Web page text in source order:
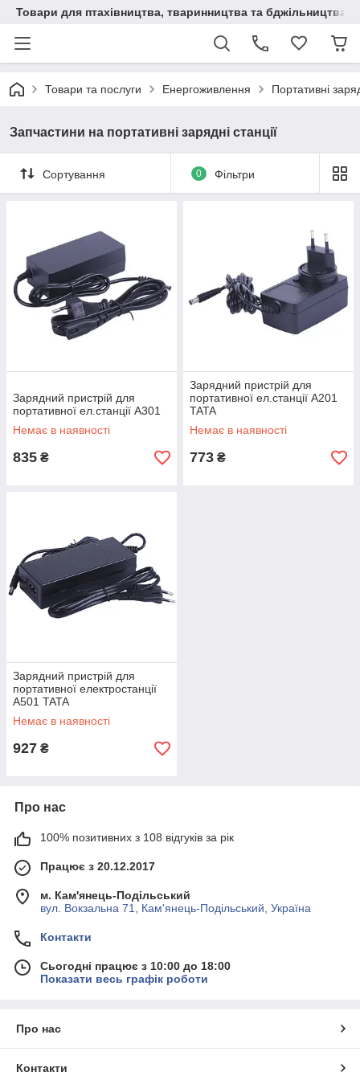
Товари для птахівництва, тваринництва та бджільництва
Товари та послуги Енергоживлення Портативні
Запчастини на портативні зарядні станції
Сортування 0 Фільтри
Зарядний пристрій для
портативної ел.станції A301
Немає в наявності
835 ₴
Зарядний пристрій для
портативної ел.станції A201
TATA
Немає в наявності
773 ₴
Зарядний пристрій для
портативної електростанції
A501 TATA
Немає в наявності
927 ₴
Про нас
100% позитивних з 108 відгуків за рік
Працює з 20.12.2017
м. Кам'янець-Подільський
вул. Вокзальна 71, Кам'янець-Подільський, Україна
Контакти
Сьогодні працює з 10:00 до 18:00
Показати весь графік роботи
Про нас
Контакти